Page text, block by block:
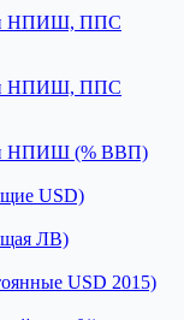
и НПИШ, ППС
и НПИШ, ППС
и НПИШ (% ВВП)
USD)
ЛВ)
USD 2015)